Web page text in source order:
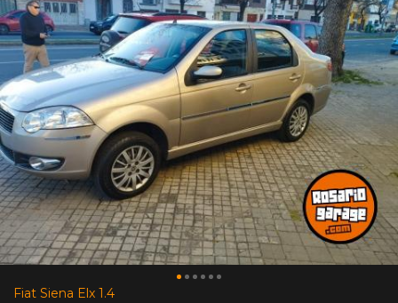
Fiat Siena Elx 1.4